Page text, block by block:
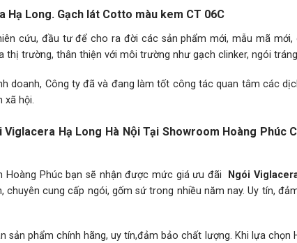
Hạ Long. Gạch lát Cotto màu kem CT 06C
cứu, đầu tư để cho ra đời các sản phẩm mới, mẫu mã mới,
thị trường, thân thiện với môi trường như gạch clinker, ngói
doanh, Công ty đã và đang làm tốt công tác quan tâm các
xã hội.
Viglacera Hạ Long Hà Nội Tại Showroom Hoàng Phúc
Hoàng Phúc bạn sẽ nhận được mức giá ưu đãi Ngói
chuyên cung cấp ngói, gốm sứ trong nhiều năm nay. Uy tín,
sản phẩm chính hãng, uy tín,đảm bảo chất lượng. Khi lựa chọn